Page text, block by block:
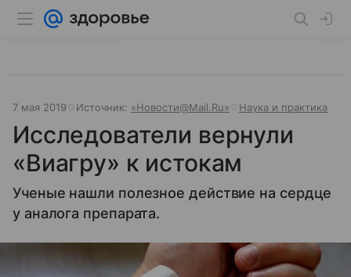
7 мая 2019 Источник: «Новости@Mail.Ru» Наука и практика
Исследователи вернули
«Виагру» к истокам
Ученые нашли полезное действие на сердце
у аналога препарата.